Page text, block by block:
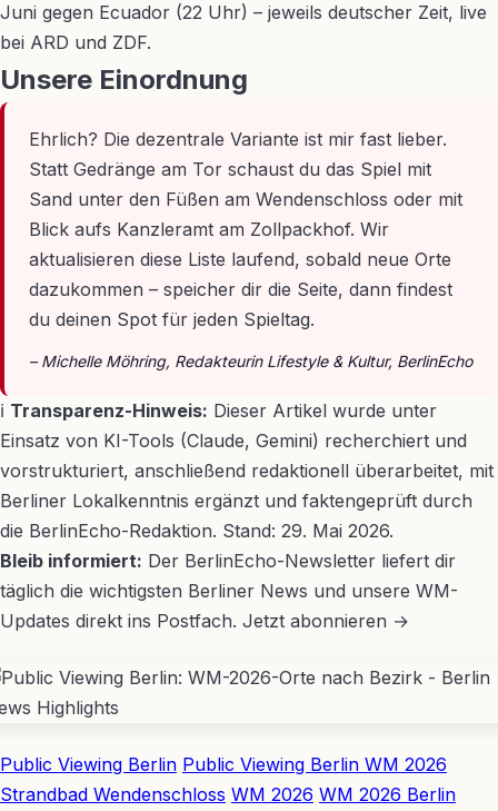
Juni gegen Ecuador (22 Uhr) – jeweils deutscher Zeit, live
bei ARD und ZDF.
Unsere Einordnung
Ehrlich? Die dezentrale Variante ist mir fast lieber.
Statt Gedränge am Tor schaust du das Spiel mit
Sand unter den Füßen am Wendenschloss oder mit
Blick aufs Kanzleramt am Zollpackhof. Wir
aktualisieren diese Liste laufend, sobald neue Orte
dazukommen – speicher dir die Seite, dann findest
du deinen Spot für jeden Spieltag.
– Michelle Möhring, Redakteurin Lifestyle & Kultur, BerlinEcho
ℹ️ Transparenz-Hinweis: Dieser Artikel wurde unter
Einsatz von KI-Tools (Claude, Gemini) recherchiert und
vorstrukturiert, anschließend redaktionell überarbeitet, mit
Berliner Lokalkenntnis ergänzt und faktengeprüft durch
die BerlinEcho-Redaktion. Stand: 29. Mai 2026.
Bleib informiert: Der BerlinEcho-Newsletter liefert dir
täglich die wichtigsten Berliner News und unsere WM-
Updates direkt ins Postfach. Jetzt abonnieren →
Public Viewing Berlin Public Viewing Berlin WM 2026
Strandbad Wendenschloss WM 2026 WM 2026 Berlin